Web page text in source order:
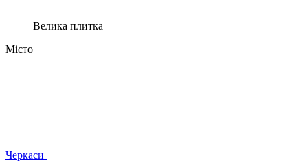
Велика плитка
Місто
Черкаси